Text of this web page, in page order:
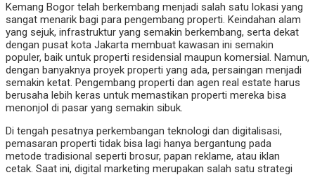
Kemang Bogor telah berkembang menjadi salah satu lokasi yang
sangat menarik bagi para pengembang properti. Keindahan alam
yang sejuk, infrastruktur yang semakin berkembang, serta dekat
dengan pusat kota Jakarta membuat kawasan ini semakin
populer, baik untuk properti residensial maupun komersial. Namun,
dengan banyaknya proyek properti yang ada, persaingan menjadi
semakin ketat. Pengembang properti dan agen real estate harus
berusaha lebih keras untuk memastikan properti mereka bisa
menonjol di pasar yang semakin sibuk.
Di tengah pesatnya perkembangan teknologi dan digitalisasi,
pemasaran properti tidak bisa lagi hanya bergantung pada
metode tradisional seperti brosur, papan reklame, atau iklan
cetak. Saat ini, digital marketing merupakan salah satu strategi